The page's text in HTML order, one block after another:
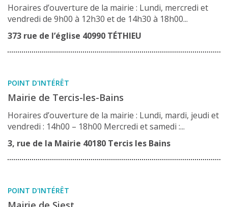
Horaires d’ouverture de la mairie : Lundi, mercredi et
vendredi de 9h00 à 12h30 et de 14h30 à 18h00...
373 rue de l’église 40990 TÉTHIEU
POINT D'INTÉRÊT
Mairie de Tercis-les-Bains
Horaires d’ouverture de la mairie : Lundi, mardi, jeudi et
vendredi : 14h00 – 18h00 Mercredi et samedi :...
3, rue de la Mairie 40180 Tercis les Bains
POINT D'INTÉRÊT